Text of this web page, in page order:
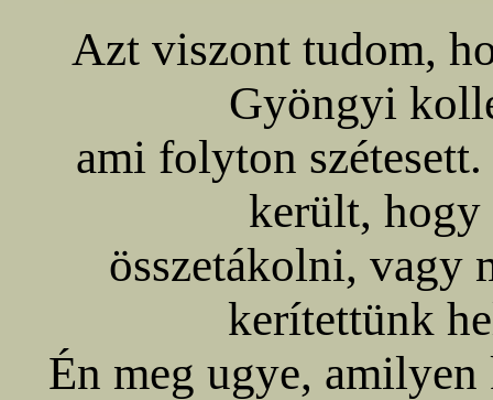
Azt viszont tudom,
Gyöngyi
ami folyton
került, hogy
összetákolni, vagy
kerítettünk
Én meg ugye,